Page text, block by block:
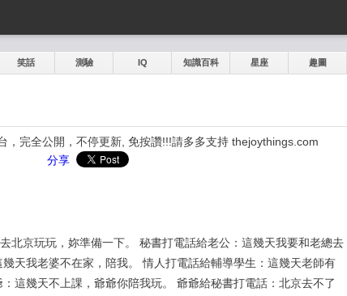
笑話 測驗 IQ 知識百科 星座 趣圖
，完全公開，不停更新, 免按讚!!!請多多支持 thejoythings.com
分享
北京玩玩，妳準備一下。 秘書打電話給老公：這幾天我要和老總去
天我老婆不在家，陪我。 情人打電話給輔導學生：這幾天老師有
這幾天不上課，爺爺你陪我玩。 爺爺給秘書打電話：北京去不了